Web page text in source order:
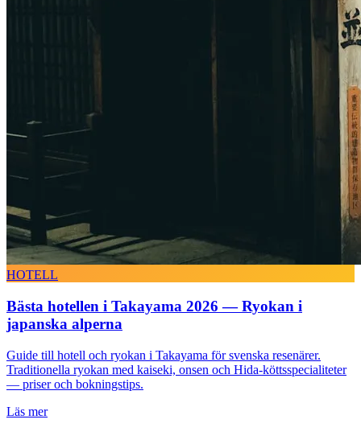
HOTELL
Bästa hotellen i Takayama 2026 — Ryokan i
japanska alperna
Guide till hotell och ryokan i Takayama för svenska resenärer.
Traditionella ryokan med kaiseki, onsen och Hida-köttsspecialiteter
— priser och bokningstips.
Läs mer